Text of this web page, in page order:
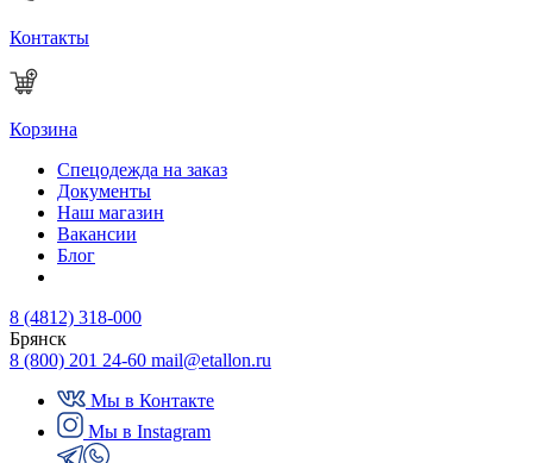
Контакты
Корзина
Спецодежда на заказ
Документы
Наш магазин
Вакансии
Блог
8 (4812) 318-000
Брянск
8 (800) 201 24-60 mail@etallon.ru
Мы в Контакте
Мы в Instagram